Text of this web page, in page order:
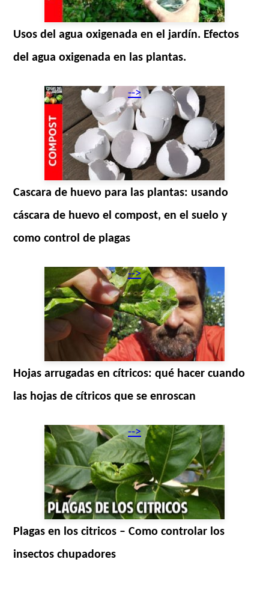
Usos del agua oxigenada en el jardín. Efectos
del agua oxigenada en las plantas.
-->
Cascara de huevo para las plantas: usando
cáscara de huevo el compost, en el suelo y
como control de plagas
-->
Hojas arrugadas en cítricos: qué hacer cuando
las hojas de cítricos que se enroscan
-->
Plagas en los citricos – Como controlar los
insectos chupadores